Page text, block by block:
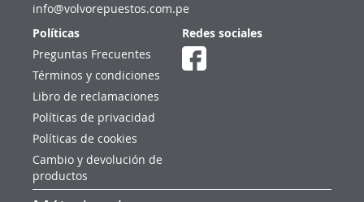
info@volvorepuestos.com.pe
Políticas
Preguntas Frecuentes
Términos y condiciones
Libro de reclamaciones
Políticas de privacidad
Políticas de cookies
Cambio y devolución de
productos
Redes sociales